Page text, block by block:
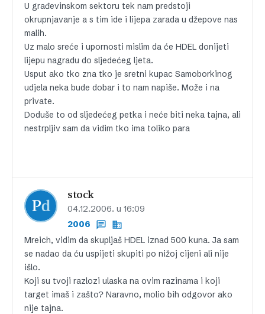
U građevinskom sektoru tek nam predstoji
okrupnjavanje a s tim ide i lijepa zarada u džepove nas
malih.
Uz malo sreće i upornosti mislim da će HDEL donijeti
lijepu nagradu do sljedećeg ljeta.
Usput ako tko zna tko je sretni kupac Samoborkinog
udjela neka bude dobar i to nam napiše. Može i na
private.
Doduše to od sljedećeg petka i neće biti neka tajna, ali
nestrpljiv sam da vidim tko ima toliko para
stock
04.12.2006. u 16:09
2006
Mreich, vidim da skupljaš HDEL iznad 500 kuna. Ja sam
se nadao da ću uspijeti skupiti po nižoj cijeni ali nije
išlo.
Koji su tvoji razlozi ulaska na ovim razinama i koji
target imaš i zašto? Naravno, molio bih odgovor ako
nije tajna.